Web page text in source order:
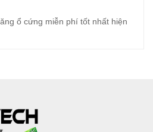
ổ cứng miễn phí tốt nhất hiện